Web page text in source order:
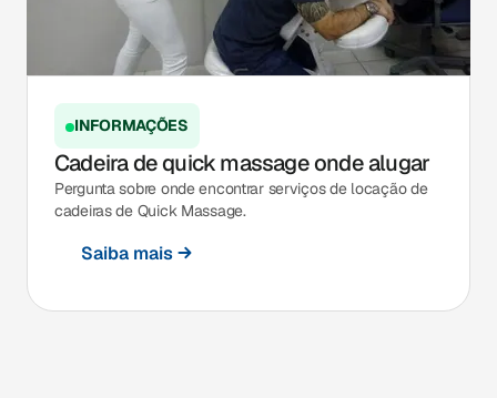
INFORMAÇÕES
Cadeira de quick massage onde alugar
Pergunta sobre onde encontrar serviços de locação de
cadeiras de Quick Massage.
Saiba mais